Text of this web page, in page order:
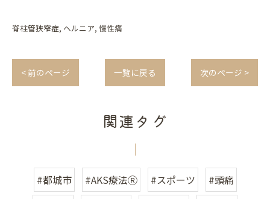
脊柱管狭窄症 ヘルニア 慢性痛
< 前のページ 一覧に戻る 次のページ >
関連タグ
#都城市 #AKS療法Ⓡ #スポーツ
#頭痛